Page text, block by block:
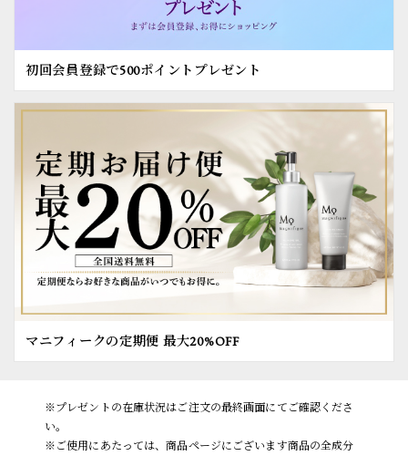
初回会員登録で500ポイントプレゼント
マニフィークの定期便 最大20%OFF
※プレゼントの在庫状況はご注文の最終画面にてご確認くださ
い。
※ご使用にあたっては、商品ページにございます商品の全成分